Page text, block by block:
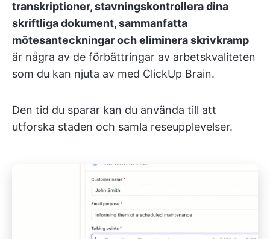
transkriptioner, stavningskontrollera dina
skriftliga dokument, sammanfatta
mötesanteckningar och eliminera skrivkramp
är några av de förbättringar av arbetskvaliteten
som du kan njuta av med ClickUp Brain.
Den tid du sparar kan du använda till att
utforska staden och samla reseupplevelser.